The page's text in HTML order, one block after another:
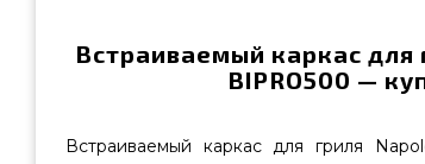
Встраиваемый каркас для
BIPRO500 —
Встраиваемый каркас для гриля